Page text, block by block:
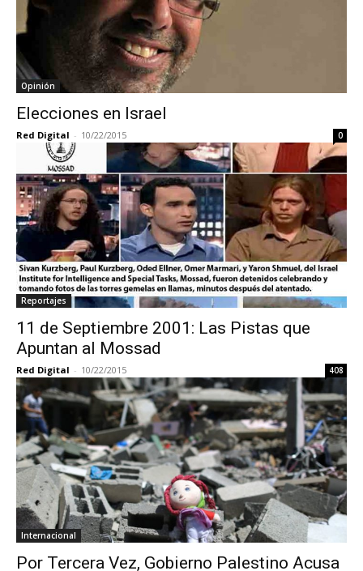
Opinión
Elecciones en Israel
Red Digital - 10/22/2015 0
Reportajes
11 de Septiembre 2001: Las Pistas que
Apuntan al Mossad
Red Digital - 10/22/2015 408
Internacional
Por Tercera Vez, Gobierno Palestino Acusa